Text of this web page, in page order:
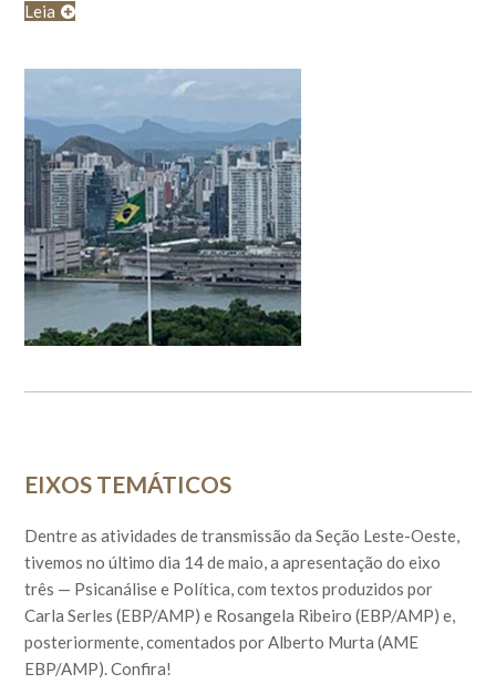
Leia
EIXOS TEMÁTICOS
Dentre as atividades de transmissão da Seção Leste-Oeste,
tivemos no último dia 14 de maio, a apresentação do eixo
três — Psicanálise e Política, com textos produzidos por
Carla Serles (EBP/AMP) e Rosangela Ribeiro (EBP/AMP) e,
posteriormente, comentados por Alberto Murta (AME
EBP/AMP). Confira!